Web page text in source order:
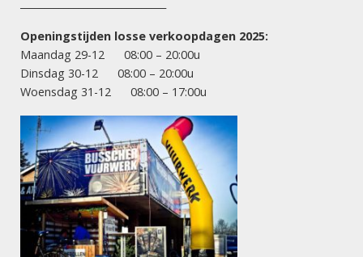
CONNECTED)
Zena Turbo Fan (1½ kg
kruit)
CONNECTED)
Peking Opera 100 (2 kg
Openingstijden losse verkoopdagen 2025:
Maandag 29-12 08:00 – 20:00u
Dinsdag 30-12 08:00 – 20:00u
Woensdag 31-12 08:00 – 17:00u